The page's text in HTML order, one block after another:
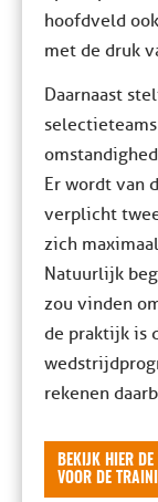
hoofdveld
met de druk
Daarnaast
Er wordt van
verplicht
zich
Natuurlijk
zou vinden
de praktijk is
rekenen
BEKIJK HIER DE
VOOR DE